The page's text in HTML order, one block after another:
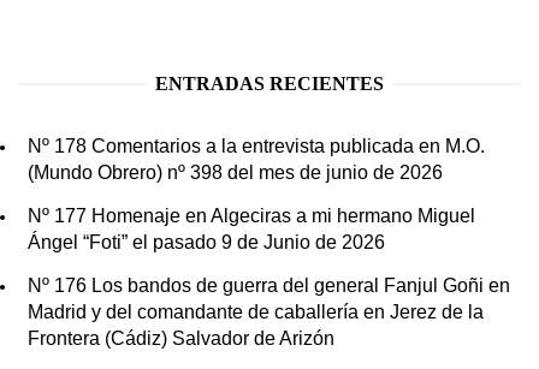
ENTRADAS RECIENTES
Nº 178 Comentarios a la entrevista publicada en M.O.
(Mundo Obrero) nº 398 del mes de junio de 2026
Nº 177 Homenaje en Algeciras a mi hermano Miguel
Ángel “Foti” el pasado 9 de Junio de 2026
Nº 176 Los bandos de guerra del general Fanjul Goñi en
Madrid y del comandante de caballería en Jerez de la
Frontera (Cádiz) Salvador de Arizón